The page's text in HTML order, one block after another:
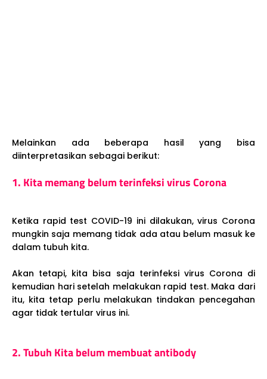
Melainkan ada beberapa hasil yang bisa
diinterpretasikan sebagai berikut:
1. Kita memang belum terinfeksi virus Corona
Ketika rapid test COVID-19 ini dilakukan, virus Corona
mungkin saja memang tidak ada atau belum masuk ke
dalam tubuh kita.
Akan tetapi, kita bisa saja terinfeksi virus Corona di
kemudian hari setelah melakukan rapid test. Maka dari
itu, kita tetap perlu melakukan tindakan pencegahan
agar tidak tertular virus ini.
2. Tubuh Kita belum membuat antibody